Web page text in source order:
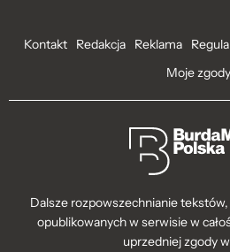
Kontakt Redakcja Reklama
Moje zgody
Dalsze rozpowszechnianie
opublikowanych w serwisie w
uprzedniej zgody